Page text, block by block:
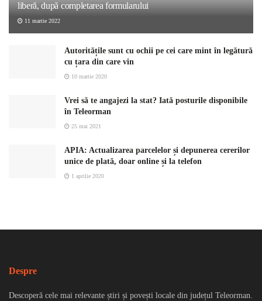
liberă, după completarea formularului
11 martie 2022
Autoritățile sunt cu ochii pe cei care mint în legătură
cu țara din care vin
10 martie 2020
Vrei să te angajezi la stat? Iată posturile disponibile
în Teleorman
25 mai 2021
APIA: Actualizarea parcelelor și depunerea cererilor
unice de plată, doar online și la telefon
1 aprilie 2020
Despre
Descoperă cele mai relevante știri și povești locale din județul Teleorman.